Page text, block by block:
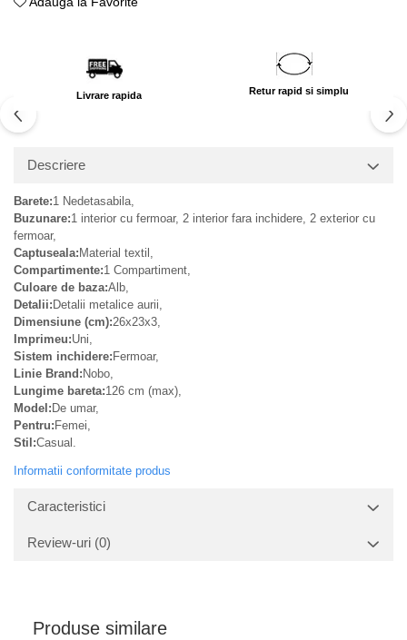
Livrare rapida Retur rapid si simplu
Descriere
Barete:1 Nedetasabila,
Buzunare:1 interior cu fermoar, 2 interior fara inchidere, 2 exterior cu
fermoar,
Captuseala: Material textil,
Compartimente:1 Compartiment,
Culoare de baza:Alb,
Detalii: Detalii metalice aurii,
Dimensiune (cm):26x23x3,
Imprimeu:Uni,
Sistem inchidere: Fermoar,
Linie Brand: Nobo,
Lungime bareta:126 cm (max),
Model: De umar,
Pentru: Femei,
Stil:Casual.
Informatii conformitate produs
Caracteristici
Review-uri (0)
Produse similare